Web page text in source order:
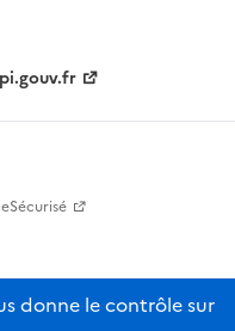
donne le contrôle sur